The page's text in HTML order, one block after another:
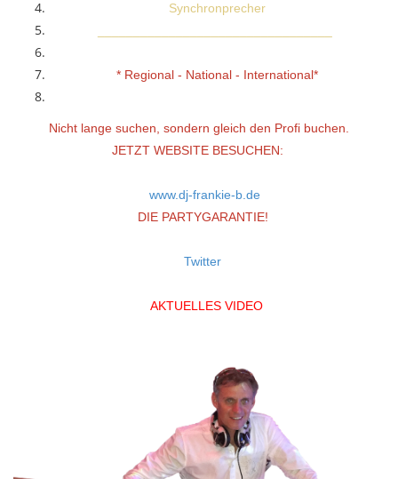
Synchronprecher
* Regional - National - International*
Nicht lange suchen, sondern gleich den Profi buchen.
JETZT WEBSITE BESUCHEN:
www.dj-frankie-b.de
DIE PARTYGARANTIE!
Twitter
AKTUELLES VIDEO